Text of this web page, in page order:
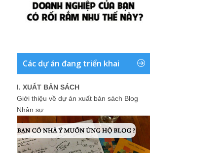
Các dự án đang triển khai
I. XUẤT BẢN SÁCH
Giới thiệu về dự án xuất bản sách Blog
Nhân sự